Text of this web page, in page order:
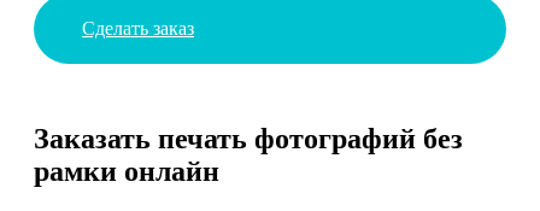
Сделать заказ
Заказать печать фотографий без
рамки онлайн